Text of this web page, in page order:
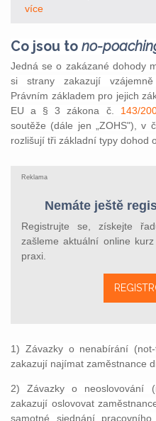
více
Co jsou to no-
Jedná se o zakázané dohody
si strany zakazují vzájemně
Právním základem pro jejich
EU a § 3 zákona č. 143/
soutěže (dále jen „ZOHS"), v
rozlišují tři základní typy dohod
Reklama
Nemáte ještě
Registrujte se, získejte
zašleme aktuální online
praxi.
1) Závazky o nenabírání
zakazují najímat zaměstnance
2) Závazky o neoslovování
zakazují oslovovat
samotné sjednání